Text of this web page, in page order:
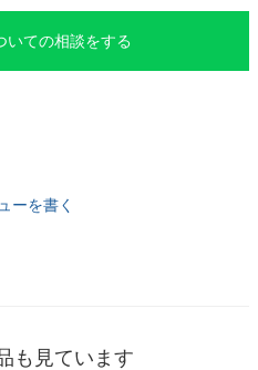
いての相談をする
ーを書く
も見ています